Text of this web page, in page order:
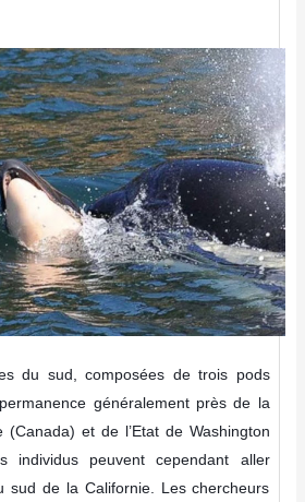
du sud, composées de trois pods
généralement près de la
(Canada) et de l’Etat de Washington
individus peuvent cependant aller
sud de la Californie. Les chercheurs